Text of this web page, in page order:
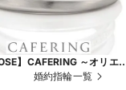
】CAFERING ～オリエ
ーティー～婚約指輪一覧